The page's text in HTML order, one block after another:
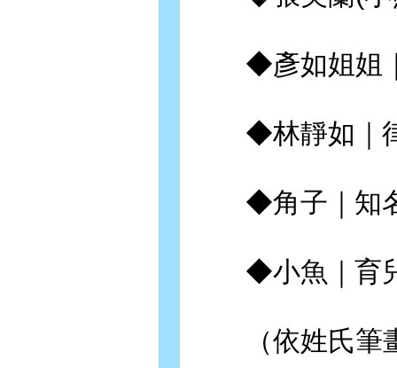
◆彥如姐姐｜
◆林靜如｜
◆角子｜知
◆小魚｜育兒
（依姓氏筆